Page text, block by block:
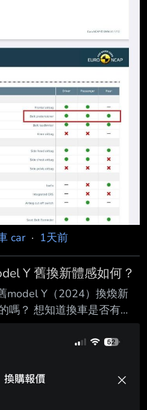
car· 1天前
Y 舊換新體感如何？
model Y（2024）換煥新
嗎？ 想知道換車是否有
換，但短短的30分鐘試乘會
；也 怕舊車換新車的價差
仍在猶豫要不要交車，故